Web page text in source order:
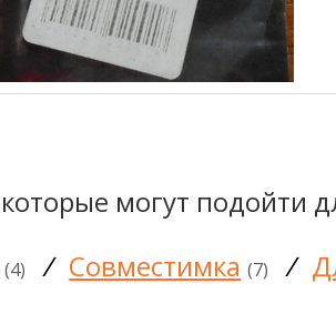
могут подойти
(4) / Совместимка (7) /